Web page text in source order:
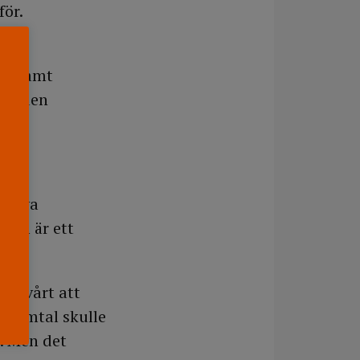
samt
är ett
svårt att
skulle
det